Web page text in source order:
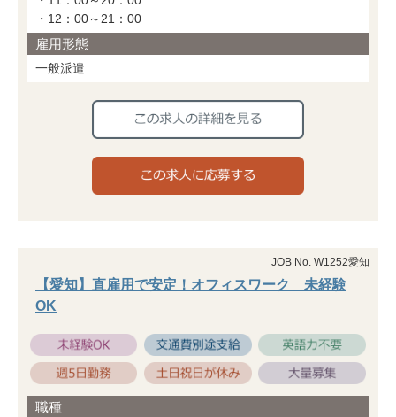
・12：00～21：00
雇用形態
一般派遣
JOB No. W1252愛知
【愛知】直雇用で安定！オフィスワーク 未経験
OK
職種